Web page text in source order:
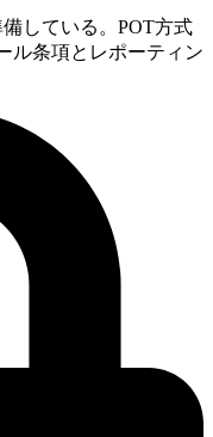
している。POT方式
ル条項とレポーティン